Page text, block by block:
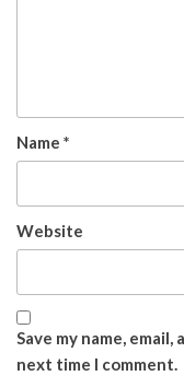
Name *
Website
Save my name,
next time I comment.